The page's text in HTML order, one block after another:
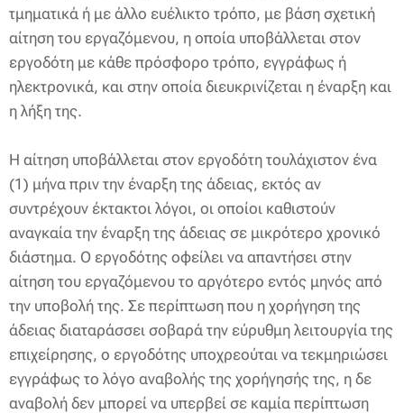
τμηματικά ή με άλλο ευέλικτο τρόπο, με βάση σχετική
αίτηση του εργαζόμενου, η οποία υποβάλλεται στον
εργοδότη με κάθε πρόσφορο τρόπο, εγγράφως ή
ηλεκτρονικά, και στην οποία διευκρινίζεται η έναρξη και
η λήξη της.
Η αίτηση υποβάλλεται στον εργοδότη τουλάχιστον ένα
(1) μήνα πριν την έναρξη της άδειας, εκτός αν
συντρέχουν έκτακτοι λόγοι, οι οποίοι καθιστούν
αναγκαία την έναρξη της άδειας σε μικρότερο χρονικό
διάστημα. Ο εργοδότης οφείλει να απαντήσει στην
αίτηση του εργαζόμενου το αργότερο εντός μηνός από
την υποβολή της. Σε περίπτωση που η χορήγηση της
άδειας διαταράσσει σοβαρά την εύρυθμη λειτουργία της
επιχείρησης, ο εργοδότης υποχρεούται να τεκμηριώσει
εγγράφως το λόγο αναβολής της χορήγησής της, η δε
αναβολή δεν μπορεί να υπερβεί σε καμία περίπτωση